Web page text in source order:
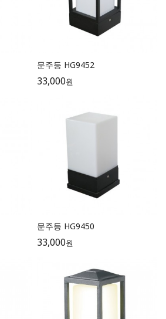
문주등 HG9452
33,000원
문주등 HG9450
33,000원